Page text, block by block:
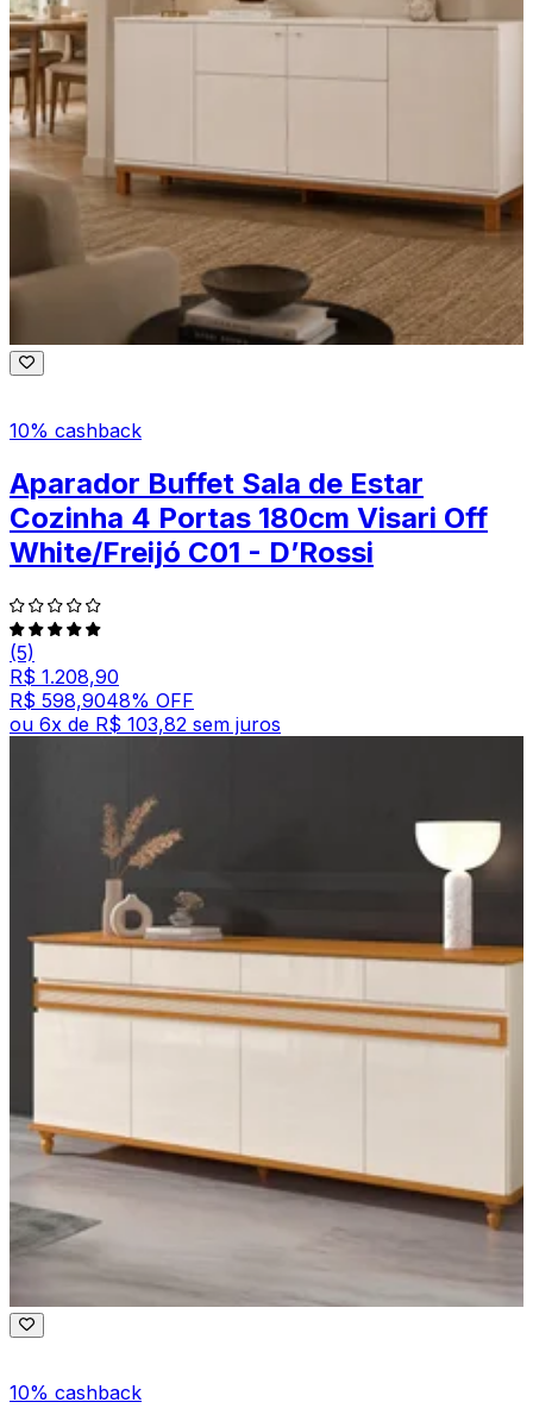
10% cashback
Aparador Buffet Sala de Estar
Cozinha 4 Portas 180cm Visari Off
White/Freijó C01 - D’Rossi
(5)
R$ 1.208,90
R$ 598,9048% OFF
ou 6x de R$ 103,82 sem juros
10% cashback